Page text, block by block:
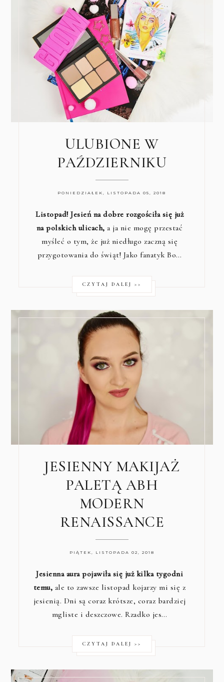
ULUBIONE W
PAŹDZIERNIKU
PONIEDZIAŁEK, LISTOPADA 05, 2018
Listopad! Jesień na dobre rozgościła się już
na polskich ulicach,a ja nie mogę przestać
myśleć o tym, że już niedługo zaczną się
przygotowania do świąt! Jako fanatyk Bo…
CZYTAJ DALEJ >>
JESIENNY MAKIJAŻ
PALETĄ ABH
MODERN
RENAISSANCE
PIĄTEK, LISTOPADA 02, 2018
Jesienna aura pojawiła się już kilka tygodni
temu, ale to zawsze listopad kojarzy mi się z
jesienią. Dni są coraz krótsze, coraz bardziej
mgliste i deszczowe. Rzadko jes…
CZYTAJ DALEJ >>